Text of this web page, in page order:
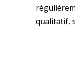
qualitatif,